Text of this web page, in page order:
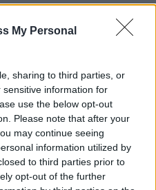
My Personal
sharing to third parties, or
information for
use the below opt-out
Please note that after your
may continue seeing
information utilized by
to third parties prior to
opt-out of the further